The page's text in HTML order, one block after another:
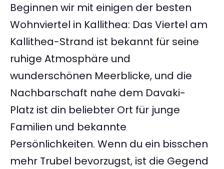
Beginnen wir mit einigen der besten
Wohnviertel in Kallithea: Das Viertel am
Kallithea-Strand ist bekannt für seine
ruhige Atmosphäre und
wunderschönen Meerblicke, und die
Nachbarschaft nahe dem Davaki-
Platz ist din beliebter Ort für junge
Familien und bekannte
Persönlichkeiten. Wenn du ein bisschen
mehr Trubel bevorzugst, ist die Gegend